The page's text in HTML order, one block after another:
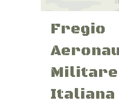
Fregio
Militare
Italiana